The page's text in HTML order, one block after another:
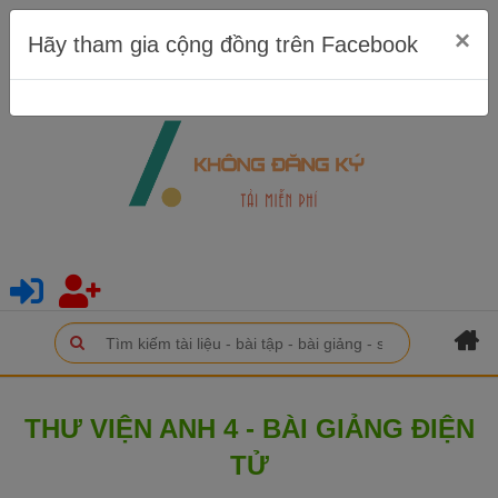
THƯ VIỆN ANH 4 - BÀI GIẢNG ĐIỆN
TỬ
Hãy tham gia cộng đồng trên Facebook ×